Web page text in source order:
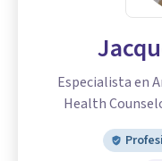
Especialista en
Health